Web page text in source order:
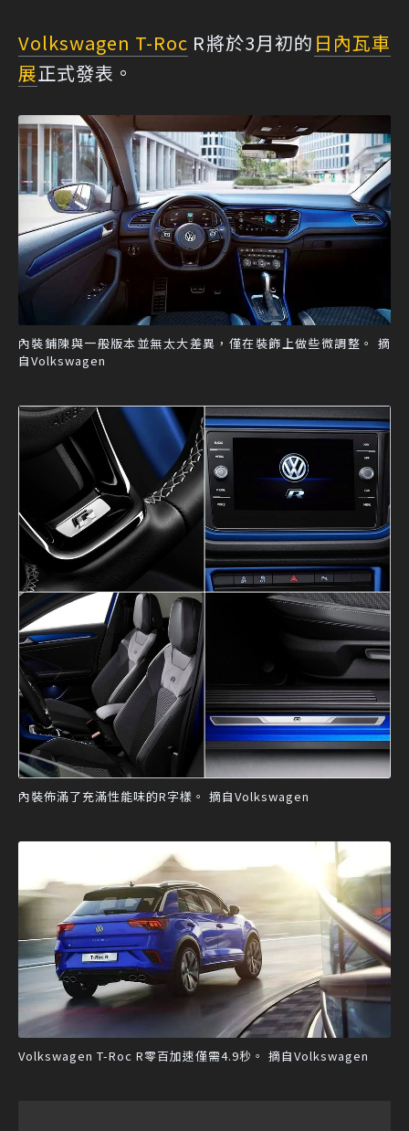
Volkswagen T-Roc R將於3月初的 日內瓦車
展正式發表。
內裝鋪陳與一般版本並無太大差異，僅在裝飾上做些微調整。 摘
自Volkswagen
內裝佈滿了充滿性能味的R字樣。 摘自Volkswagen
Volkswagen T-Roc R零百加速僅需4.9秒。 摘自Volkswagen